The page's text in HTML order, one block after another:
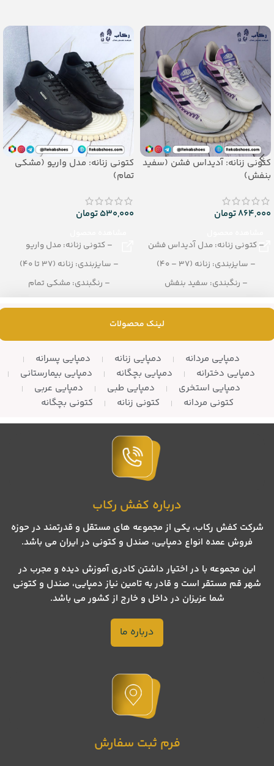
کتونی زنانه: آدیداس فشن (سفید
بنفش)
864,000تومان
– کتونی زنانه: مدل آدیداس فشن
– سایزبندی: زنانه (37 – 40)
– رنگبندی: سفید بنفش
کتونی زنانه: مدل واریو (مشکی
تمام)
530,000تومان
– کتونی زنانه: مدل واریو
– سایزبندی: زنانه (37 تا 40)
– رنگبندی: مشکی تمام
لینک محصولات
دمپایی مردانه دمپایی زنانه
دمپایی پسرانه
دمپایی دخترانه
دمپایی بچگانه
دمپایی بیمارستانی
دمپایی استخری
دمپایی طبی
دمپایی عربی
کتونی مردانه
کتونی زنانه کتونی بچگانه
درباره کفش رکاب
شرکت کفش رکاب، یکی از مجموعه های مستقل و قدرتمند در حوزه
فروش عمده انواع دمپایی، صندل و کتونی در ایران می باشد.
این مجموعه با در اختیار داشتن کادری آموزش دیده و مجرب در
شهر قم مستقر است و قادر به تامین نیاز دمپایی، صندل و کتونی
شما عزیزان در داخل و خارج از کشور می باشد.
درباره ما
فرم ثبت سفارش